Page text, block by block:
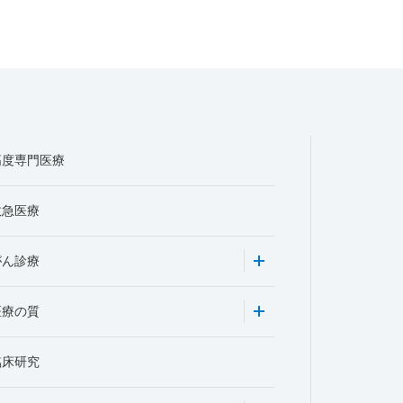
専門医療
医療
診療
療の質
研究